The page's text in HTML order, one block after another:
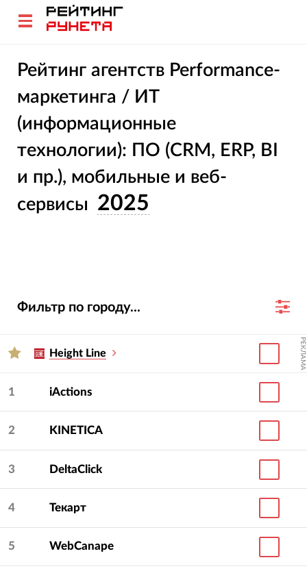
Рейтинг агентств Performance-
маркетинга / ИТ
(информационные
технологии): ПО (CRM, ERP, BI
и пр.), мобильные и веб-
сервисы 2025
Фильтр по городу...
Height Line РЕКЛАМА
1 iActions
2 KINETICA
3 DeltaClick
4 Текарт
5 WebCanape